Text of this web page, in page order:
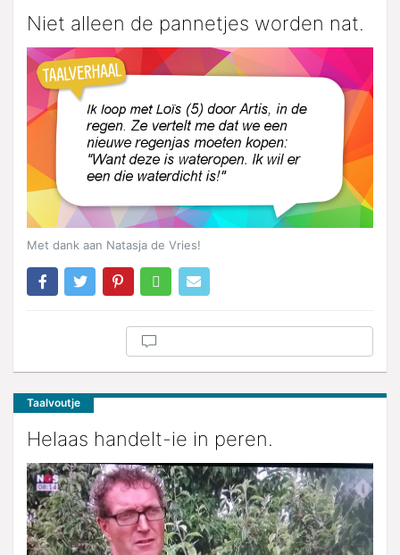
Niet alleen de pannetjes worden nat.
Met dank aan Natasja de Vries!
Taalvoutje
Helaas handelt-ie in peren.